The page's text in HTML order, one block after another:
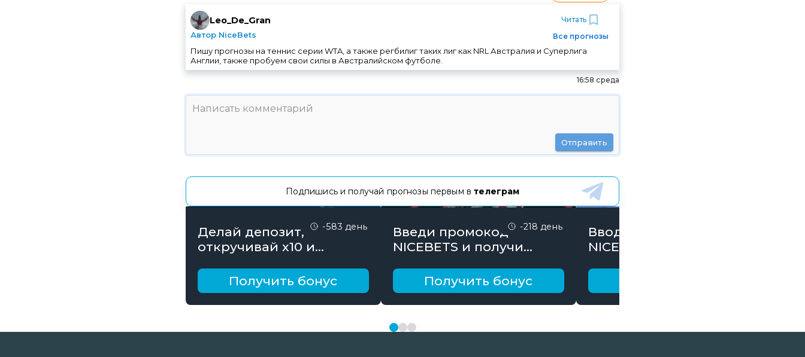
Leo_De_Gran
Автор NiceBets
Читать
Все прогнозы
Пишу прогнозы на теннис серии WTA, а также регбилиг таких лиг как NRL Австралия и Суперлига
Англии, также пробуем свои силы в Австралийском футболе.
16:58 среда
Отправить
Подпишись и получай прогнозы первым втелеграм
-583 день
Делай депозит,
откручивай х10 и
рублейПолучить бонус
-218 день
Введи промокод
NICEBETS и получи
Получить бонус
Вводи Промокод
NICE15000 и забирай